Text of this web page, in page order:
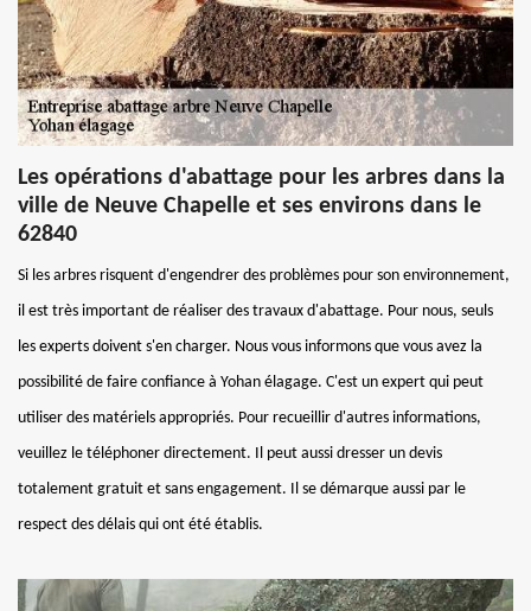
Les opérations d'abattage pour les arbres dans la
ville de Neuve Chapelle et ses environs dans le
62840
Si les arbres risquent d'engendrer des problèmes pour son environnement,
il est très important de réaliser des travaux d'abattage. Pour nous, seuls
les experts doivent s'en charger. Nous vous informons que vous avez la
possibilité de faire confiance à Yohan élagage. C'est un expert qui peut
utiliser des matériels appropriés. Pour recueillir d'autres informations,
veuillez le téléphoner directement. Il peut aussi dresser un devis
totalement gratuit et sans engagement. Il se démarque aussi par le
respect des délais qui ont été établis.